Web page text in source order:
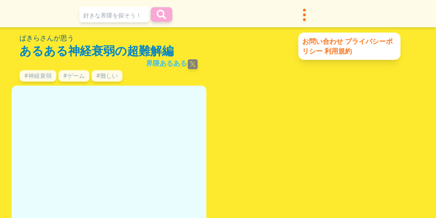
お問い合わせ プライバシーポ
リシー 利用規約
ぱきらさんが思う
あるある神経衰弱の超難解編
界隈あるある
#神経衰弱 #ゲーム #難しい